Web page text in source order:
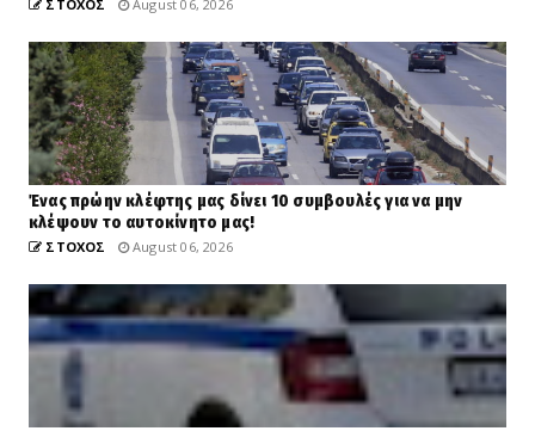
ΣΤΟΧΟΣ August 06, 2026
Ένας πρώην κλέφτης μας δίνει 10 συμβουλές για να μην
κλέψουν το αυτοκίνητο μας!
ΣΤΟΧΟΣ August 06, 2026